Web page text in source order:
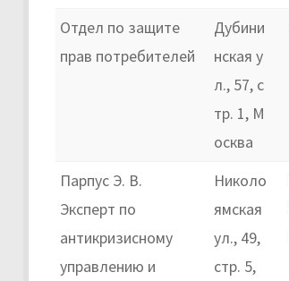
Отдел по защите
прав потребителей
Дубини
нская у
л., 57, с
тр. 1, М
осква
Парпус Э. В.
Эксперт по
антикризисному
управлению и
Николо
ямская
ул., 49,
стр. 5,